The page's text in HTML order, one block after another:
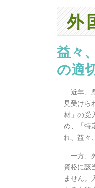
外
益々
の適
近年、
見受けら
材」の受
め、「特
れ、益々
一方、
資格に該
ません。